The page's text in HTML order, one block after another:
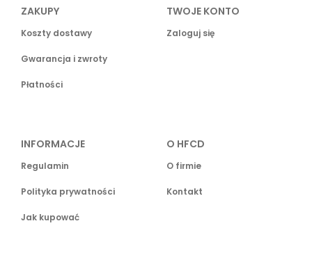
ZAKUPY
Koszty dostawy
Gwarancja i zwroty
Płatności
TWOJE KONTO
Zaloguj się
INFORMACJE
Regulamin
Polityka prywatności
Jak kupować
O HFCD
O firmie
Kontakt